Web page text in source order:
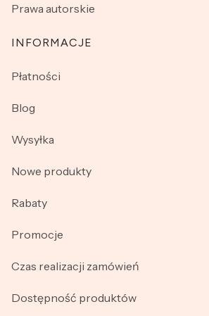
Prawa autorskie
INFORMACJE
Płatności
Blog
Wysyłka
Nowe produkty
Rabaty
Promocje
Czas realizacji zamówień
Dostępność produktów